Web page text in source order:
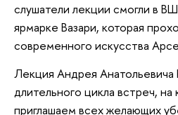
слушатели лекции смогли в
ярмарке Вазари, которая
современного искусства
Лекция Андрея Анатольевича
длительного цикла встреч,
приглашаем всех желающих